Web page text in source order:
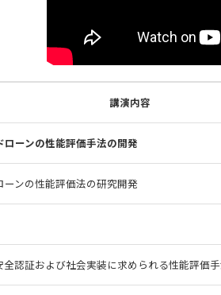
講演内容
ーンの性能評価手法の開発
ンの性能評価法の研究開発
認証および社会実装に求められる性能評価